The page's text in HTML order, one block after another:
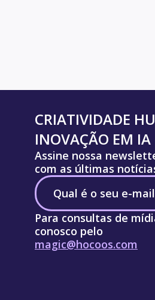
CRIATIVIDADE
INOVAÇÃO EM IA
Assine nossa
com as últimas
Para consultas de
conosco pelo
magic@hocoos.com